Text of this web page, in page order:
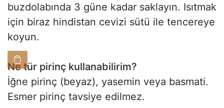
buzdolabında 3 güne kadar saklayın. Isıtmak
için biraz hindistan cevizi sütü ile tencereye
koyun.
Ne tür pirinç kullanabilirim?
İğne pirinç (beyaz), yasemin veya basmati.
Esmer pirinç tavsiye edilmez.